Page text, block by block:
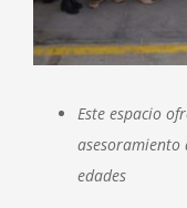
Este espacio
asesoramiento
edades